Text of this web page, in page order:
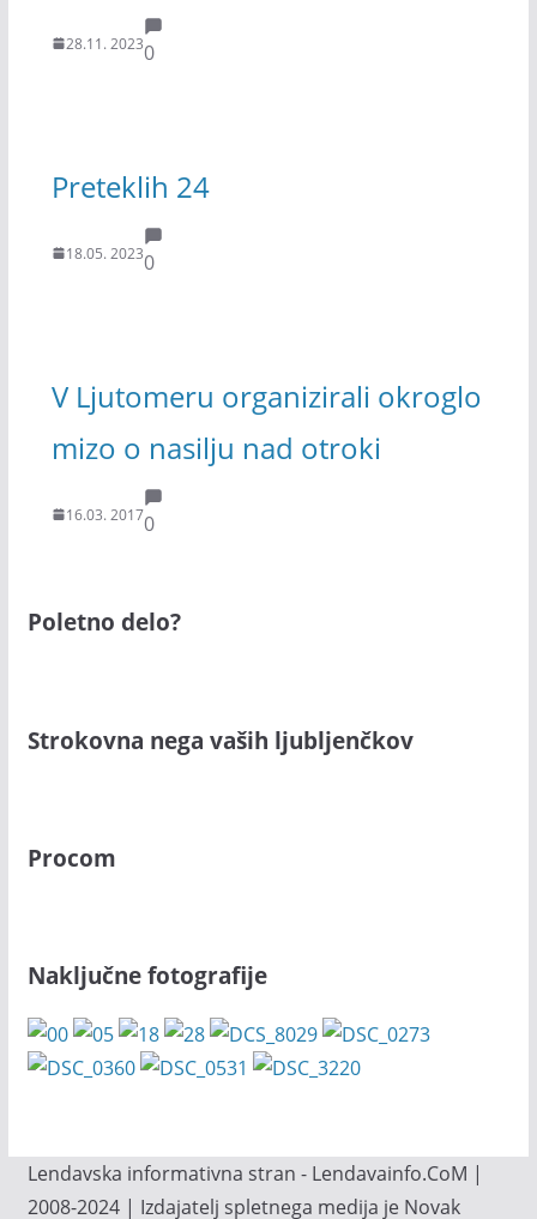
28.11. 20230
Preteklih 24
18.05. 20230
V Ljutomeru organizirali okroglo
mizo o nasilju nad otroki
16.03. 20170
Poletno delo?
Strokovna nega vaših ljubljenčkov
Procom
Naključne fotografije
Lendavska informativna stran - Lendavainfo.CoM |
2008-2024 | Izdajatelj spletnega medija je Novak